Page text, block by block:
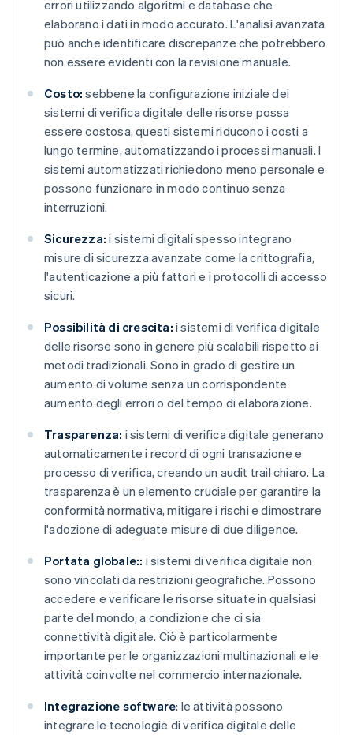
errori utilizzando algoritmi e database che
elaborano i dati in modo accurato. L'analisi avanzata
può anche identificare discrepanze che potrebbero
non essere evidenti con la revisione manuale.
Costo: sebbene la configurazione iniziale dei
sistemi di verifica digitale delle risorse possa
essere costosa, questi sistemi riducono i costi a
lungo termine, automatizzando i processi manuali. I
sistemi automatizzati richiedono meno personale e
possono funzionare in modo continuo senza
interruzioni.
Sicurezza: i sistemi digitali spesso integrano
misure di sicurezza avanzate come la crittografia,
l'autenticazione a più fattori e i protocolli di accesso
sicuri.
Possibilità di crescita: i sistemi di verifica digitale
delle risorse sono in genere più scalabili rispetto ai
metodi tradizionali. Sono in grado di gestire un
aumento di volume senza un corrispondente
aumento degli errori o del tempo di elaborazione.
Trasparenza: i sistemi di verifica digitale generano
automaticamente i record di ogni transazione e
processo di verifica, creando un audit trail chiaro. La
trasparenza è un elemento cruciale per garantire la
conformità normativa, mitigare i rischi e dimostrare
l'adozione di adeguate misure di due diligence.
Portata globale:: i sistemi di verifica digitale non
sono vincolati da restrizioni geografiche. Possono
accedere e verificare le risorse situate in qualsiasi
parte del mondo, a condizione che ci sia
connettività digitale. Ciò è particolarmente
importante per le organizzazioni multinazionali e le
attività coinvolte nel commercio internazionale.
Integrazione software: le attività possono
integrare le tecnologie di verifica digitale delle